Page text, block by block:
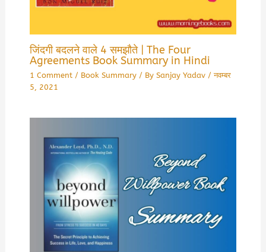
जिंदगी बदलने वाले 4 समझौते | The Four
Agreements Book Summary in Hindi
1 Comment / Book Summary/ By Sanjay Yadav /नवम्बर
5, 2021